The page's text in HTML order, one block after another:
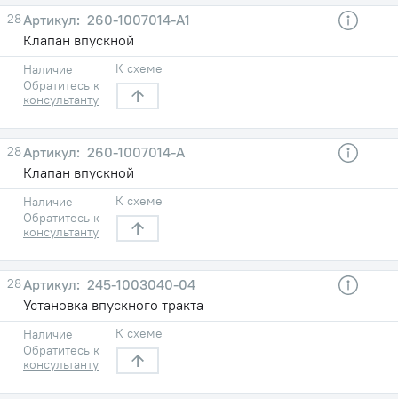
28
260-1007014-А1
Клапан впускной
Наличие
Обратитесь к
консультанту
К схеме
28
260-1007014-А
Клапан впускной
Наличие
Обратитесь к
консультанту
К схеме
28
245-1003040-04
Установка впускного тракта
Наличие
Обратитесь к
консультанту
К схеме